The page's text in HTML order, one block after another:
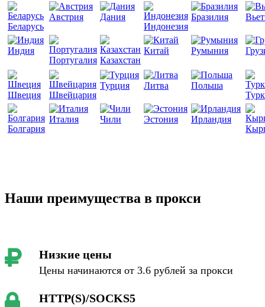
Беларусь
Австрия
Дания
Индонезия
Бразилия
Индия
Португалия Казахстан
Китай Румыния
Швеция Швейцария
Турция Литва
Польша
Болгария
Италия Чили Эстония
Ирландия
Наши преимущества в прокси
Низкие цены
Цены начинаются от 3.6 рублей за прокси
HTTP(S)/SOCKS5